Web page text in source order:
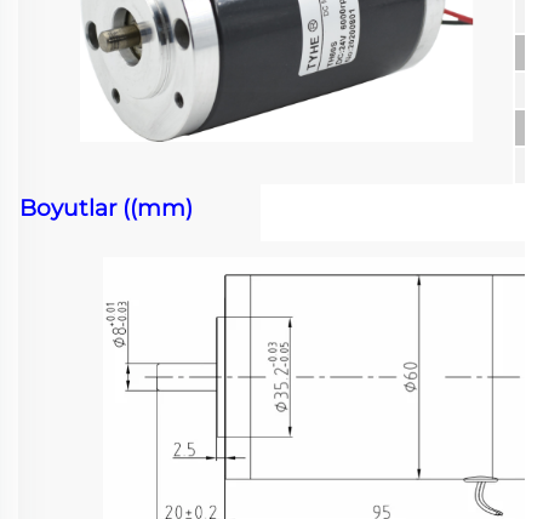
Boyutlar ((mm)